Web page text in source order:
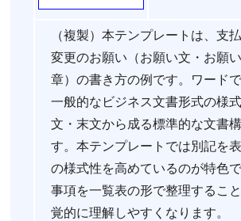
（複製）本テンプレートは、支
変更のお願い（お願い文・お願
章）の書き方の例です。ワード
一般的なビジネス文書形式の様
文・末文から成る標準的な文書
す。本テンプレートでは別記を
の様式性を高めているのが特色
事項を一覧表の形で整理するこ
覚的に理解しやすくなります。